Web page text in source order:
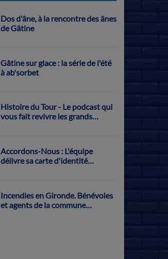
Dos d'âne, à la rencontre des ânes
de Gâtine
Gâtine sur glace : la série de l'été
à ab'sorbet
Histoire du Tour - Le podcast qui
vous fait revivre les grands
Accordons-Nous : L'équipe
délivre sa carte d'identité
Incendies en Gironde. Bénévoles
et agents de la commune